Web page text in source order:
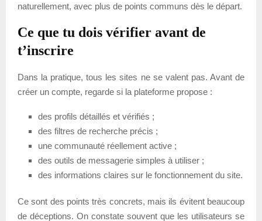
naturellement, avec plus de points communs dès le départ.
Ce que tu dois vérifier avant de
t’inscrire
Dans la pratique, tous les sites ne se valent pas. Avant de
créer un compte, regarde si la plateforme propose :
des profils détaillés et vérifiés ;
des filtres de recherche précis ;
une communauté réellement active ;
des outils de messagerie simples à utiliser ;
des informations claires sur le fonctionnement du site.
Ce sont des points très concrets, mais ils évitent beaucoup
de déceptions. On constate souvent que les utilisateurs se